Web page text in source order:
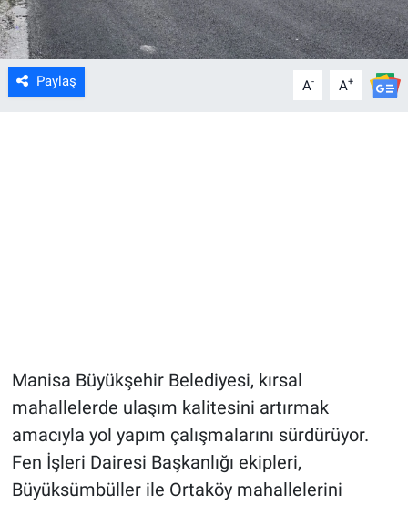
Paylaş A- A+
Manisa Büyükşehir Belediyesi, kırsal
mahallelerde ulaşım kalitesini artırmak
amacıyla yol yapım çalışmalarını sürdürüyor.
Fen İşleri Dairesi Başkanlığı ekipleri,
Büyüksümbüller ile Ortaköy mahallelerini